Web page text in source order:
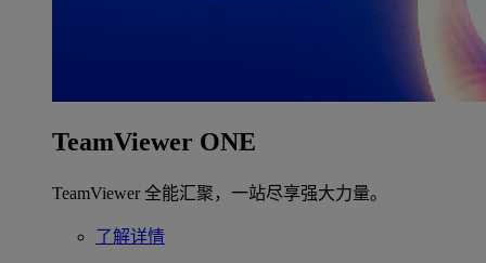
TeamViewer ONE
TeamViewer 全能汇聚，一站尽享强大力量。
了解详情